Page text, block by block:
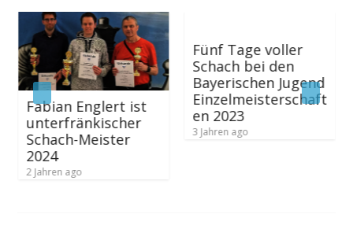
Fabian Englert ist
unterfränkischer
Schach-Meister
2024
2 Jahren ago
Fünf Tage voller
Schach bei den
Bayerischen Jugend
Einzelmeisterschaft
en 2023
3 Jahren ago